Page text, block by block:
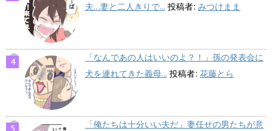
夫…妻と二人きりで... 投稿者: みつけまま
「なんであの人はいいのよ？！」孫の発表会に
犬を連れてきた義母... 投稿者: 花藤とら
「俺たちは十分いい夫だ」妻任せの男たちが意